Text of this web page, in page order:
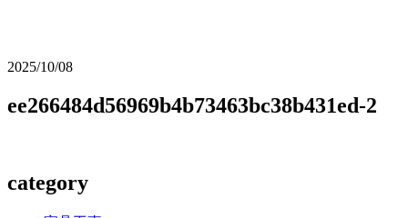
2025/10/08
ee266484d56969b4b73463bc38b431ed-2
category